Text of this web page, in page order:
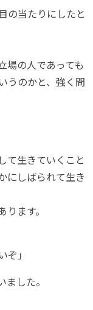
の当たりにしたと
場の人であっても
うのかと、強く問
て生きていくこと
にしばられて生き
ます。
」
した。